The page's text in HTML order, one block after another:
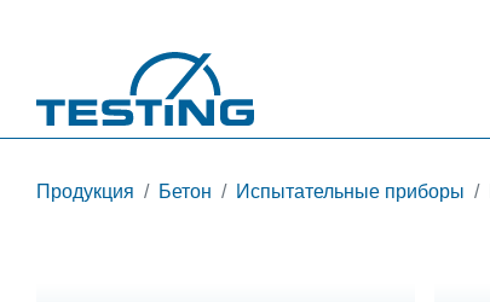
Продукция Бетон Испытательные приборы